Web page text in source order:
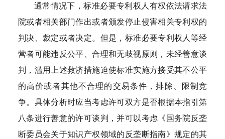
通常情况下，标准必要专利权人有权依法请求法
院或者相关部门作出或者颁发停止侵害相关专利权的
判决、裁定或者决定。但是，标准必要专利权人等经
营者可能违反公平、合理和无歧视原则，未经善意谈
判，滥用上述救济措施迫使标准实施方接受其不公平
的高价或者其他不合理的交易条件，排除、限制竞
争。具体分析时应当考虑许可双方是否根据本指引第
八条进行善意的许可谈判，并可以考虑《国务院反垄
断委员会关于知识产权领域的反垄断指南》规定的其